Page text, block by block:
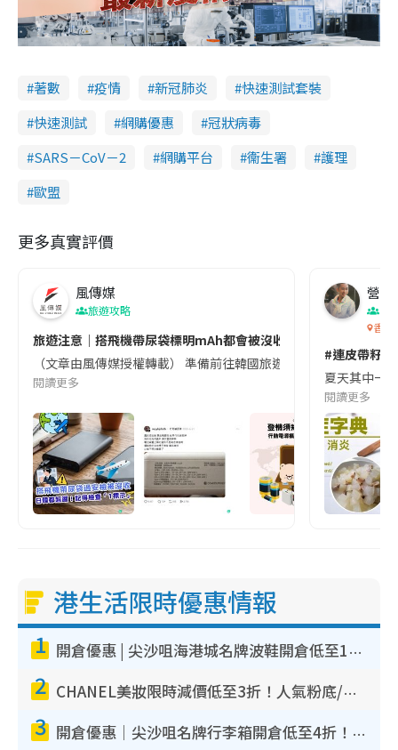
著數 疫情 新冠肺炎
快速測試套裝
快速測試
網購優惠
冠狀病毒
SARS－CoV－2
網購平台 衞生署
護理
歐盟
更多真實評價
風傳媒
旅遊攻略
旅遊注意｜搭飛機帶尿袋標明mAh都會被沒收😱出發前切記檢查
（文章由風傳媒授權轉載） 準備前往韓國旅遊的民眾，近期要
閱讀更多
營養
香港
#連皮帶籽
夏天其中一
閱讀更多
港生活限時優惠情報
1 開倉優惠 | 尖沙咀海港城名牌波鞋開倉低至1折！On鞋$899起／Joy&Peace鞋履$98起
2 CHANEL美妝限時減價低至3折！人氣粉底/唇膏/精華液低至$275！COCO香水都有平
3 開倉優惠｜尖沙咀名牌行李箱開倉低至4折！一連5日 American Tourister/ace./Hallmark $200起！